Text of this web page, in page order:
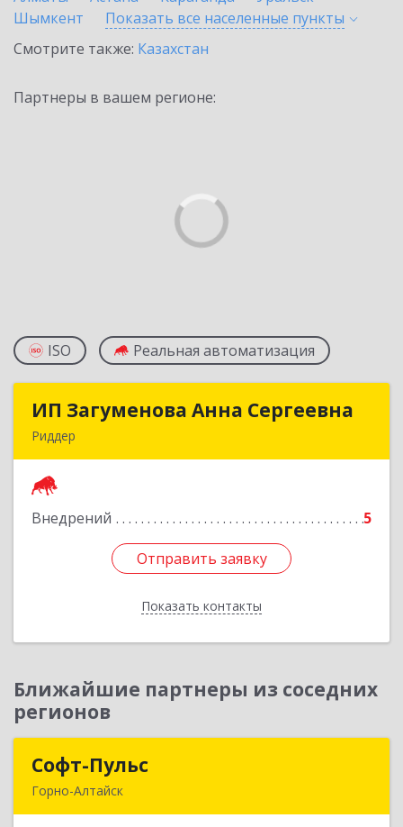
Шымкент
Показать все населенные пункты
Смотрите также: Казахстан
Партнеры в вашем регионе:
ISO Реальная автоматизация
ИП Загуменова Анна Сергеевна
Риддер
Внедрений 5
Отправить заявку
Показать контакты
ИП Загуменова Анна Сергеевна
Подробнее
Отправить заявку
Назад
Ближайшие партнеры из соседних
регионов
Софт-Пульс
Горно-Алтайск